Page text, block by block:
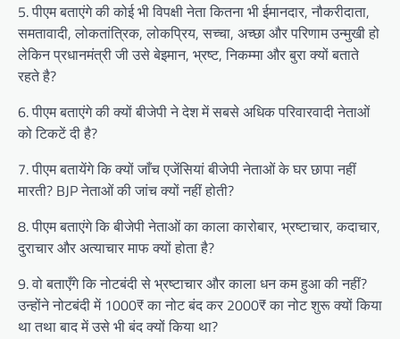
5. पीएम बताएंगे की कोई भी विपक्षी नेता कितना भी ईमानदार, नौकरीदाता,
समतावादी, लोकतांत्रिक, लोकप्रिय, सच्चा, अच्छा और परिणाम उन्मुखी हो
लेकिन प्रधानमंत्री जी उसे बेइमान, भ्रष्ट, निकम्मा और बुरा क्यों बताते
रहते है?
6. पीएम बताएंगे की क्यों बीजेपी ने देश में सबसे अधिक परिवारवादी नेताओं
को टिकटें दी है?
7. पीएम बतायेंगे कि क्यों जाँच एजेंसियां बीजेपी नेताओं के घर छापा नहीं
मारती? BJP नेताओं की जांच क्यों नहीं होती?
8. पीएम बताएंगे कि बीजेपी नेताओं का काला कारोबार, भ्रष्टाचार, कदाचार,
दुराचार और अत्याचार माफ क्यों होता है?
9. वो बताएँगे कि नोटबंदी से भ्रष्टाचार और काला धन कम हुआ की नहीं?
उन्होंने नोटबंदी में 1000₹ का नोट बंद कर 2000₹ का नोट शुरू क्यों किया
था तथा बाद में उसे भी बंद क्यों किया था?